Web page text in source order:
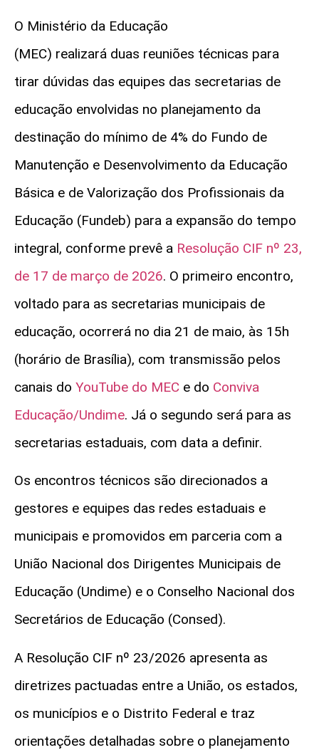
O Ministério da Educação
(MEC) realizará duas reuniões técnicas para
tirar dúvidas das equipes das secretarias de
educação envolvidas no planejamento da
destinação do mínimo de 4% do Fundo de
Manutenção e Desenvolvimento da Educação
Básica e de Valorização dos Profissionais da
Educação (Fundeb) para a expansão do tempo
integral, conforme prevê a Resolução CIF nº 23,
de 17 de março de 2026. O primeiro encontro,
voltado para as secretarias municipais de
educação, ocorrerá no dia 21 de maio, às 15h
(horário de Brasília), com transmissão pelos
canais do YouTube do MEC e do Conviva
Educação/Undime. Já o segundo será para as
secretarias estaduais, com data a definir.
Os encontros técnicos são direcionados a
gestores e equipes das redes estaduais e
municipais e promovidos em parceria com a
União Nacional dos Dirigentes Municipais de
Educação (Undime) e o Conselho Nacional dos
Secretários de Educação (Consed).
A Resolução CIF nº 23/2026 apresenta as
diretrizes pactuadas entre a União, os estados,
os municípios e o Distrito Federal e traz
orientações detalhadas sobre o planejamento